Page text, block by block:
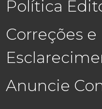
Política
Correções e
Anuncie